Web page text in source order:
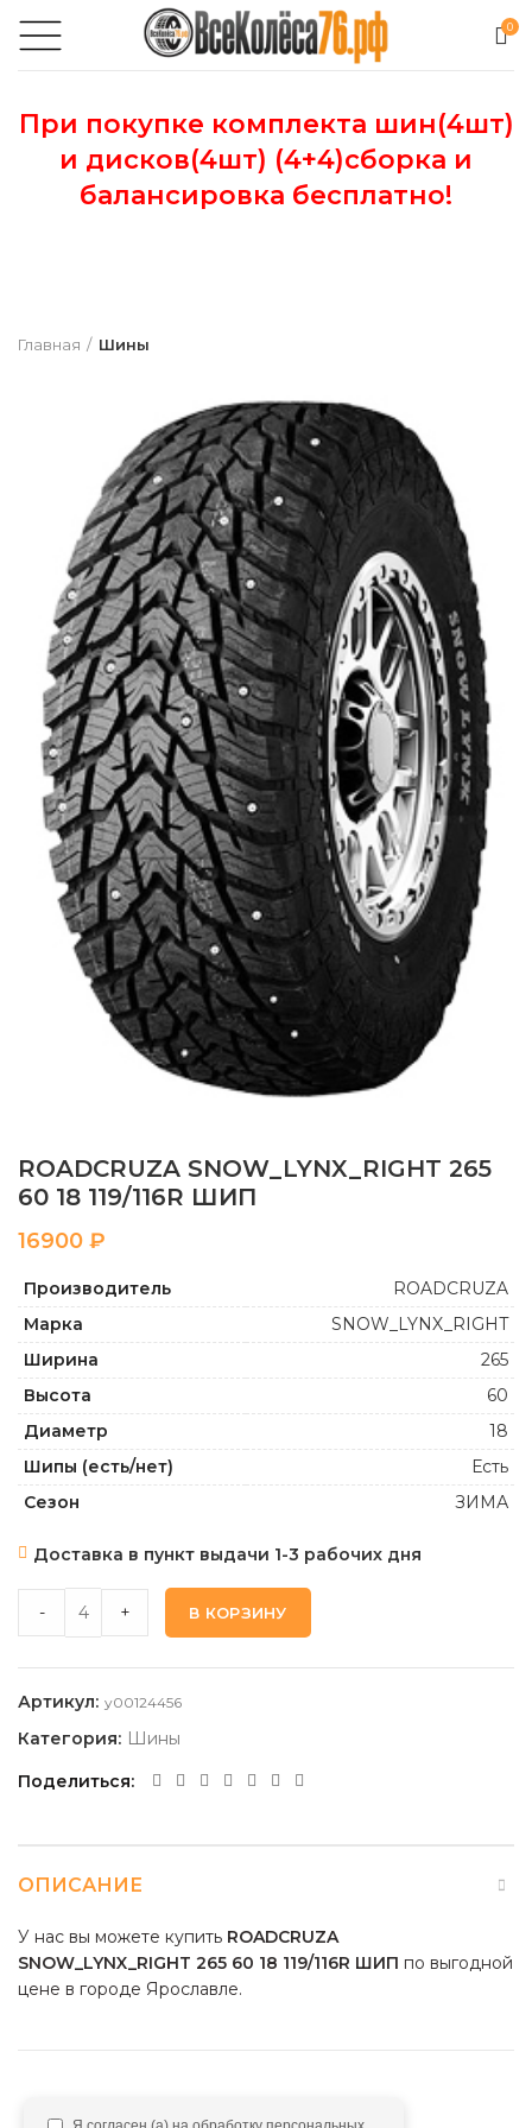
0
При покупке комплекта шин(4шт)
и дисков(4шт) (4+4)сборка и
балансировка бесплатно!
Главная Шины
ROADCRUZA SNOW_LYNX_RIGHT 265
60 18 119/116R ШИП
₽
Производитель
ROADCRUZA
Марка
SNOW_LYNX_RIGHT
Ширина
265
Высота
60
Диаметр
18
Шипы (есть/нет)
Есть
Сезон
ЗИМА
Доставка в пункт выдачи 1-3 рабочих дня
ROADCRUZA SNOW_LYNX_RIGHT 265 60 18 119/116R ШИП
- + В КОРЗИНУ
Артикул: y00124456
Категория: Шины
Поделиться
ОПИСАНИЕ
У нас вы можете купить ROADCRUZA
SNOW_LYNX_RIGHT 265 60 18 119/116R ШИП по выгодной
цене в городе Ярославле.